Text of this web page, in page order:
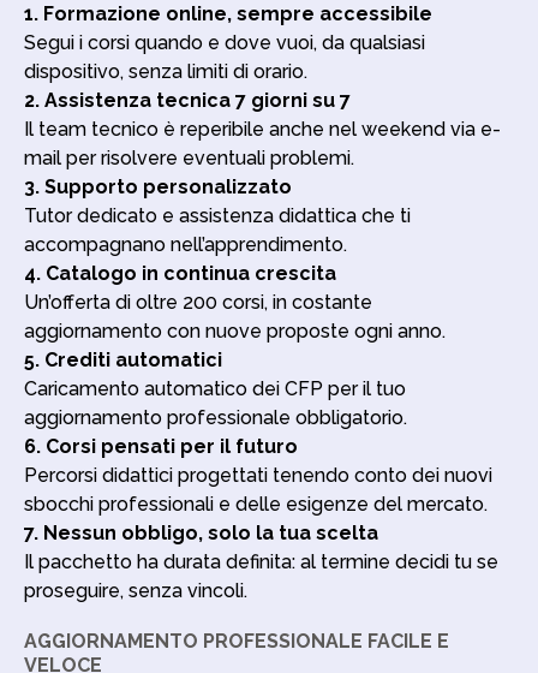
1. Formazione online, sempre accessibile
Segui i corsi quando e dove vuoi, da qualsiasi
dispositivo, senza limiti di orario.
2. Assistenza tecnica 7 giorni su 7
Il team tecnico è reperibile anche nel weekend via e-
mail per risolvere eventuali problemi.
3. Supporto personalizzato
Tutor dedicato e assistenza didattica che ti
accompagnano nell’apprendimento.
4. Catalogo in continua crescita
Un’offerta di oltre 200 corsi, in costante
aggiornamento con nuove proposte ogni anno.
5. Crediti automatici
Caricamento automatico dei CFP per il tuo
aggiornamento professionale obbligatorio.
6. Corsi pensati per il futuro
Percorsi didattici progettati tenendo conto dei nuovi
sbocchi professionali e delle esigenze del mercato.
7. Nessun obbligo, solo la tua scelta
Il pacchetto ha durata definita: al termine decidi tu se
proseguire, senza vincoli.
AGGIORNAMENTO PROFESSIONALE FACILE E
VELOCE
e
c
o
n
d
i
z
i
o
n
i
p
r
i
v
a
c
y
*
a
i
c
e
v
e
r
e
c
m
u
n
i
c
a
z
i
o
i
d
i
m
r
e
t
r
k
e
t
i
n
g